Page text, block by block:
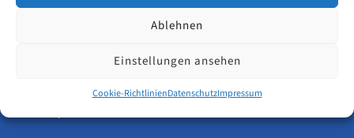
Ablehnen
Einstellungen ansehen
Cookie-RichtlinienDatenschutzImpressum
Patentanwälte